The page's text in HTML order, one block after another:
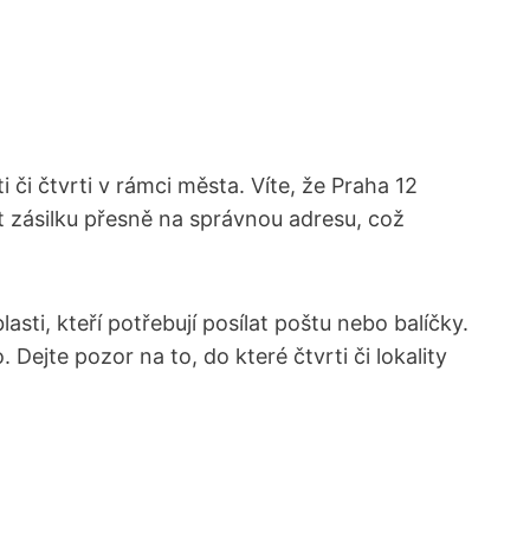
⁣či čtvrti ⁢v⁣ rámci ‌města. ⁢Víte, že Praha 12⁣
přesně na⁤ správnou adresu,⁤ což
kteří‌ potřebují⁣ posílat poštu nebo balíčky.
​Dejte pozor na to, ⁢do které čtvrti či lokality